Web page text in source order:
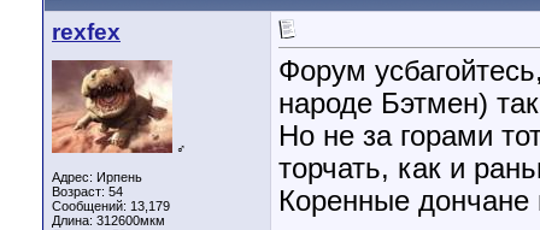
rexfex
♂
Адрес: Ирпень
Возраст: 54
Сообщений: 13,179
Длина: 312600мкм
Форум
народе Бэтмен)
Но не за горами
торчать, как и
Коренные